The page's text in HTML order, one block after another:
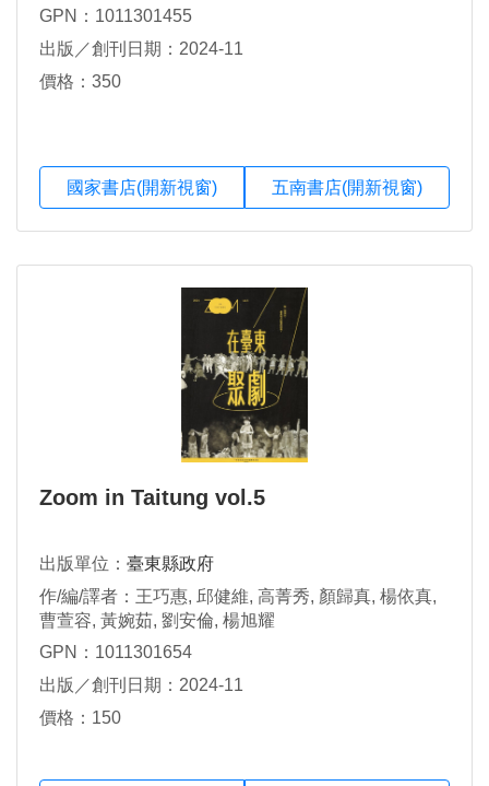
GPN：1011301455
出版／創刊日期：2024-11
價格：350
國家書店(開新視窗) 五南書店(開新視窗)
Zoom in Taitung vol.5
出版單位： 臺東縣政府
作/編/譯者：王巧惠, 邱健維, 高菁秀, 顏歸真, 楊依真,
曹萱容, 黃婉茹, 劉安倫, 楊旭耀
GPN：1011301654
出版／創刊日期：2024-11
價格：150